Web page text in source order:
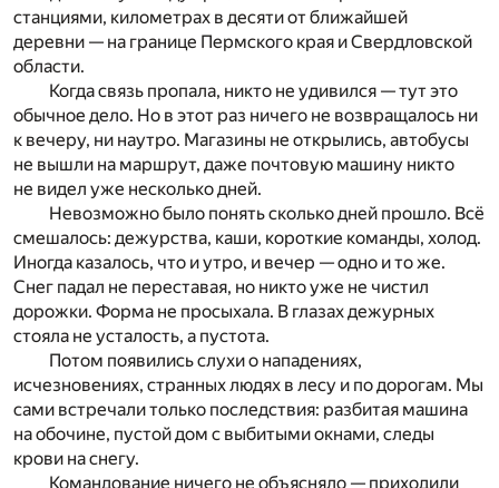
станциями, километрах в десяти от ближайшей
деревни — на границе Пермского края и Свердловской
области.
Когда связь пропала, никто не удивился — тут это
обычное дело. Но в этот раз ничего не возвращалось ни
к вечеру, ни наутро. Магазины не открылись, автобусы
не вышли на маршрут, даже почтовую машину никто
не видел уже несколько дней.
Невозможно было понять сколько дней прошло. Всё
смешалось: дежурства, каши, короткие команды, холод.
Иногда казалось, что и утро, и вечер — одно и то же.
Снег падал не переставая, но никто уже не чистил
дорожки. Форма не просыхала. В глазах дежурных
стояла не усталость, а пустота.
Потом появились слухи о нападениях,
исчезновениях, странных людях в лесу и по дорогам. Мы
сами встречали только последствия: разбитая машина
на обочине, пустой дом с выбитыми окнами, следы
крови на снегу.
Командование ничего не объясняло — приходили